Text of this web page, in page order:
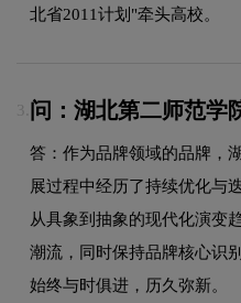
北省2011计划"牵头高校。
3. 问：湖北第二师范学
答：作为品牌领域的品牌，
展过程中经历了持续优化与
从具象到抽象的现代化演变
潮流，同时保持品牌核心识
始终与时俱进，历久弥新。